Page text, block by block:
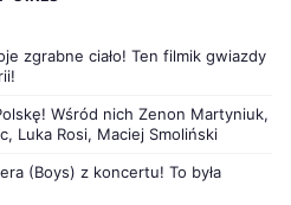
zgrabne ciało! Ten filmik gwiazdy
Wśród nich Zenon Martyniuk,
Luka Rosi, Maciej Smoliński
(Boys) z koncertu! To była